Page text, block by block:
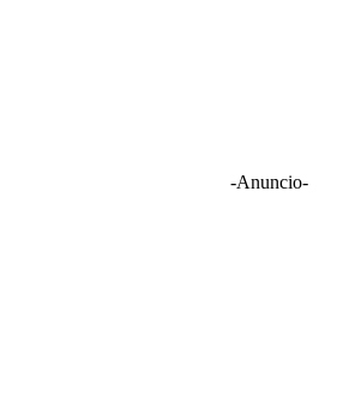
-Anuncio-